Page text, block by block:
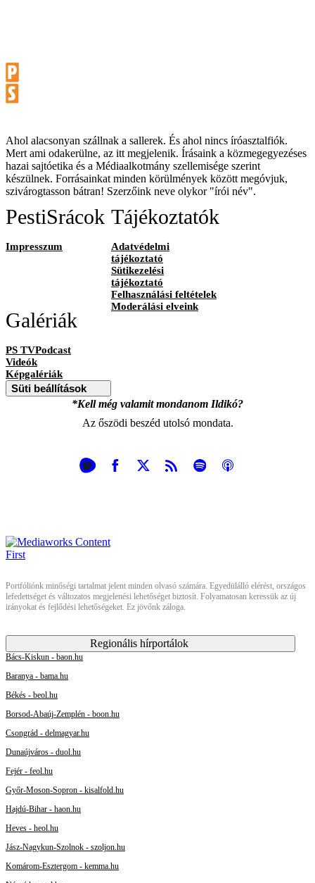
Ahol alacsonyan szállnak a sallerek. És ahol nincs íróasztalfiók.
Mert ami odakerülne, az itt megjelenik. Írásaink a közmegegyezéses
hazai sajtóetika és a Médiaalkotmány szellemisége szerint
készülnek. Forrásainkat minden körülmények között megóvjuk,
szivárogtasson bátran! Szerzőink neve olykor "írói név".
PestiSrácok
Impresszum
Tájékoztatók
Adatvédelmi
tájékoztató
Sütikezelési
tájékoztató
Felhasználási feltételek
Moderálási elveink
Galériák
PS TVPodcast
Videók
Képgalériák
Süti beállítások
*Kell még valamit mondanom Ildikó?
Az őszödi beszéd utolsó mondata.
Portfóliónk minőségi tartalmat jelent minden olvasó számára. Egyedülálló elérést, országos
lefedettséget és változatos megjelenési lehetőséget biztosít. Folyamatosan keressük az új
irányokat és fejlődési lehetőségeket. Ez jövőnk záloga.
Regionális hírportálok
Bács-Kiskun - baon.hu
Baranya - bama.hu
Békés - beol.hu
Borsod-Abaúj-Zemplén - boon.hu
Csongrád - delmagyar.hu
Dunaújváros - duol.hu
Fejér - feol.hu
Győr-Moson-Sopron - kisalfold.hu
Hajdú-Bihar - haon.hu
Heves - heol.hu
Jász-Nagykun-Szolnok - szoljon.hu
Komárom-Esztergom - kemma.hu